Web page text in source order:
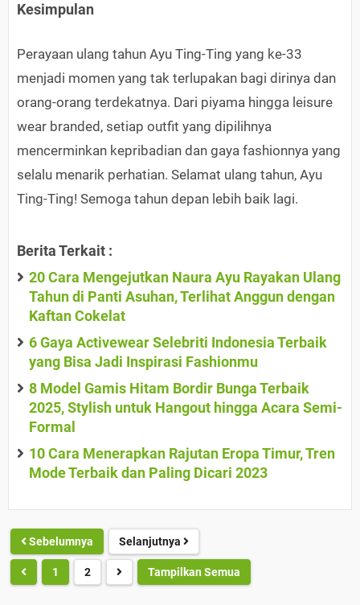
Kesimpulan
Perayaan ulang tahun Ayu Ting-Ting yang ke-33
menjadi momen yang tak terlupakan bagi dirinya dan
orang-orang terdekatnya. Dari piyama hingga leisure
wear branded, setiap outfit yang dipilihnya
mencerminkan kepribadian dan gaya fashionnya yang
selalu menarik perhatian. Selamat ulang tahun, Ayu
Ting-Ting! Semoga tahun depan lebih baik lagi.
Berita Terkait :
20 Cara Mengejutkan Naura Ayu Rayakan Ulang
Tahun di Panti Asuhan, Terlihat Anggun dengan
Kaftan Cokelat
6 Gaya Activewear Selebriti Indonesia Terbaik
yang Bisa Jadi Inspirasi Fashionmu
8 Model Gamis Hitam Bordir Bunga Terbaik
2025, Stylish untuk Hangout hingga Acara Semi-
Formal
10 Cara Menerapkan Rajutan Eropa Timur, Tren
Mode Terbaik dan Paling Dicari 2023
Sebelumnya Selanjutnya
1 2 Tampilkan Semua